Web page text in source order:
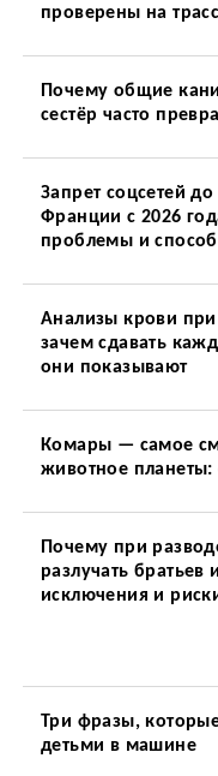
проверены на
Почему общие
сестёр часто
Запрет соцсетей до
Франции с 2026
проблемы и
Анализы крови
зачем сдавать
они показывают
Комары — самое
животное
Почему при
разлучать братьев
исключения и
Три фразы,
детьми в машине